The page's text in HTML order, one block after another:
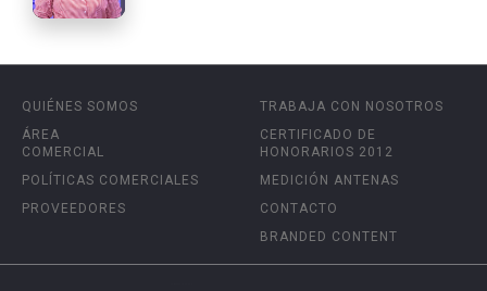
QUIÉNES SOMOS
ÁREA
COMERCIAL
POLÍTICAS COMERCIALES
PROVEEDORES
TRABAJA CON NOSOTROS
CERTIFICADO DE
HONORARIOS 2012
MEDICIÓN ANTENAS
CONTACTO
BRANDED CONTENT